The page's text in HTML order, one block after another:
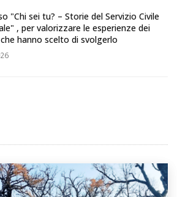
"Chi sei tu? – Storie del Servizio Civile
, per valorizzare le esperienze dei
hanno scelto di svolgerlo